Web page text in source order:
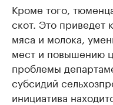
Кроме того,
скот. Это приведет
мяса и молока,
мест и повышению
проблемы
субсидий
инициатива